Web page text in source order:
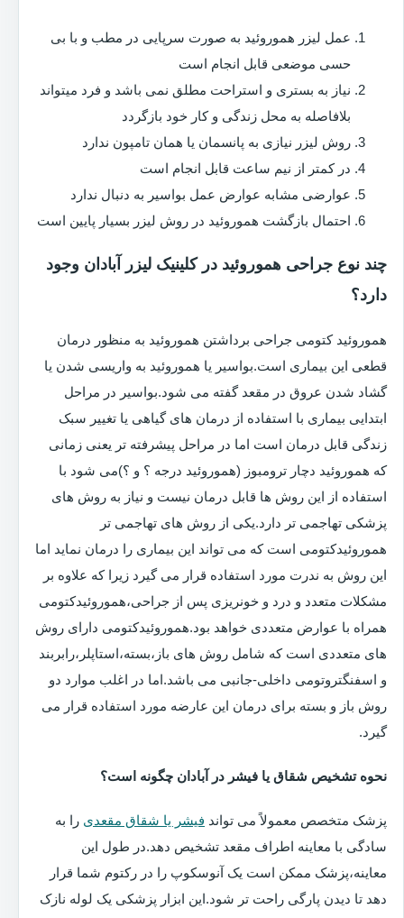
عمل لیزر هموروئید به صورت سرپایی در مطب و با بی
حسی موضعی قابل انجام است
نیاز به بستری و استراحت مطلق نمی باشد و فرد میتواند
بلافاصله به محل زندگی و کار خود بازگردد
روش لیزر نیازی به پانسمان یا همان تامپون ندارد
در کمتر از نیم ساعت قابل انجام است
عوارضی مشابه عوارض عمل بواسیر به دنبال ندارد
احتمال بازگشت هموروئید در روش لیزر بسیار پایین است
چند نوع جراحی هموروئید در کلینیک لیزر آبادان وجود
دارد؟
هموروئید کتومی جراحی برداشتن هموروئید به منظور درمان
قطعی این بیماری است.بواسیر یا هموروئید به واریسی شدن یا
گشاد شدن عروق در مقعد گفته می شود.بواسیر در مراحل
ابتدایی بیماری با استفاده از درمان های گیاهی یا تغییر سبک
زندگی قابل درمان است اما در مراحل پیشرفته تر یعنی زمانی
که هموروئید دچار ترومبوز (هموروئید درجه ؟ و ؟)می شود با
استفاده از این روش ها قابل درمان نیست و نیاز به روش های
پزشکی تهاجمی تر دارد.یکی از روش های تهاجمی تر
هموروئیدکتومی است که می تواند این بیماری را درمان نماید اما
این روش به ندرت مورد استفاده قرار می گیرد زیرا که علاوه بر
مشکلات متعدد و درد و خونریزی پس از جراحی،هموروئیدکتومی
همراه با عوارض متعددی خواهد بود.هموروئیدکتومی دارای روش
های متعددی است که شامل روش های باز،بسته،استاپلر،رابربند
و اسفنگتروتومی داخلی-جانبی می باشد.اما در اغلب موارد دو
روش باز و بسته برای درمان این عارضه مورد استفاده قرار می
گیرد.
نحوه تشخیص شقاق یا فیشر در آبادان چگونه است؟
پزشک متخصص معمولاً می تواند فیشر یا شقاق مقعدی را به
سادگی با معاینه اطراف مقعد تشخیص دهد.در طول این
معاینه،پزشک ممکن است یک آنوسکوپ را در رکتوم شما قرار
دهد تا دیدن پارگی راحت تر شود.این ابزار پزشکی یک لوله نازک